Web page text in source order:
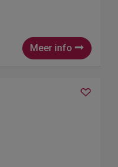
Meer info